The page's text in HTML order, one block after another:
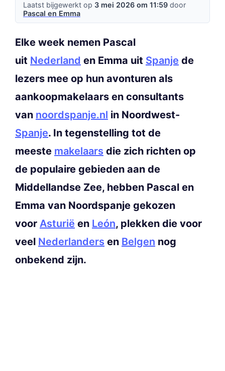
Laatst bijgewerkt op 3 mei 2026 om 11:59 door
Pascal en Emma
Elke week nemen Pascal
uit Nederland en Emma uit Spanje de
lezers mee op hun avonturen als
aankoopmakelaars en consultants
van noordspanje.nl in Noordwest-
Spanje. In tegenstelling tot de
meeste makelaars die zich richten op
de populaire gebieden aan de
Middellandse Zee, hebben Pascal en
Emma van Noordspanje gekozen
voor Asturië en León, plekken die voor
veel Nederlanders en Belgen nog
onbekend zijn.